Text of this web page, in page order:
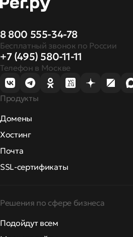
8 800 555-34-78
Бесплатный звонок по России
+7 (495) 580-11-11
Телефон в Москве
Продукты
Домены
Хостинг
Почта
SSL-сертификаты
Решения по сфере бизнеса
Подойдут всем